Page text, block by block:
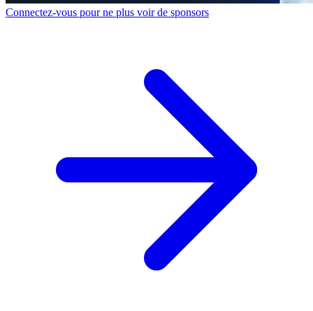
Connectez-vous pour ne plus voir de sponsors